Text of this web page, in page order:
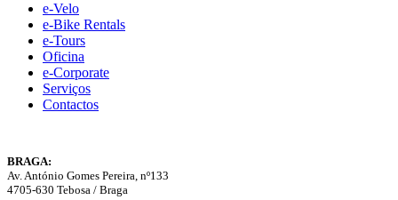
e-Velo
e-Bike Rentals
e-Tours
Oficina
e-Corporate
Serviços
Contactos
BRAGA:
Av. António Gomes Pereira, nº133
4705-630 Tebosa / Braga